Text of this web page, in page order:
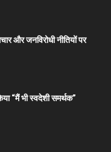
और जनविरोधी नीतियों पर
“मैं भी स्वदेशी समर्थक”